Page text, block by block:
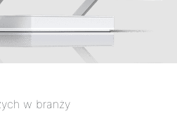
w branży